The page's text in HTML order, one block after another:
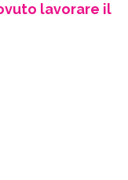
lavorare il